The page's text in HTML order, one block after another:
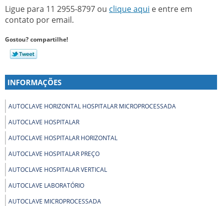
Ligue para 11 2955-8797 ou clique aqui e entre em
contato por email.
Gostou? compartilhe!
INFORMAÇÕES
AUTOCLAVE HORIZONTAL HOSPITALAR MICROPROCESSADA
AUTOCLAVE HOSPITALAR
AUTOCLAVE HOSPITALAR HORIZONTAL
AUTOCLAVE HOSPITALAR PREÇO
AUTOCLAVE HOSPITALAR VERTICAL
AUTOCLAVE LABORATÓRIO
AUTOCLAVE MICROPROCESSADA